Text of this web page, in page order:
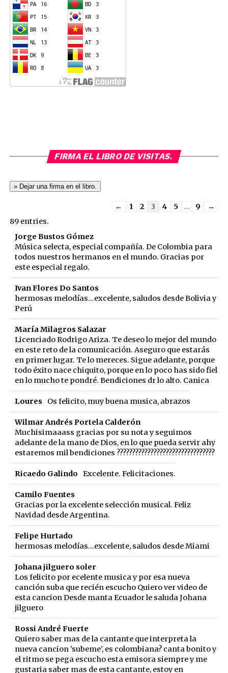
FIRMA EL LIBRO DE VISITAS.
Guestbook
← 1 2 3 4 5 ... 9
→
89 entries.
Jorge Bustos Gómez
Música selecta, especial compañía. De Colombia para
todos nuestros hermanos en el mundo. Gracias por
este especial regalo.
Ivan Flores Do Santos
hermosas melodías...excelente, saludos desde Bolivia y
Perú
María Milagros Salazar
Licenciado Rodrigo Ariza. Te deseo lo mejor del mundo
en este reto de la comunicación. Aseguro que estarás
en primer lugar. Te lo mereces. Sigue adelante, porque
todo éxito nace chiquito, porque en lo poco has sido fiel
en lo mucho te pondré. Bendiciones dr lo alto. Canica
Loures Os felicito, muy buena musica, abrazos
Wilmar Andrés Portela Calderón
Muchisimaaass gracias por su nota y seguimos
adelante de la mano de Dios, en lo que pueda servir ahy
estaremos mil bendiciones ????????????????????????????????️
Ricaedo Galindo Excelente. Felicitaciones.
Camilo Fuentes
Gracias por la excelente selección musical. Feliz
Navidad desde Argentina.
Felipe Hurtado
hermosas melodías...excelente, saludos desde Miami
Johana jilguero soler
Los felicito por ecelente musica y por esa nueva
canción suba que recién escucho Quiero ver video de
esta cancion Desde manta Ecuador le saluda Johana
jilguero
Rossi André Fuerte
Quiero saber mas de la cantante que interpreta la
nueva cancion 'subeme', es colombiana? canta bonito y
el ritmo se pega escucho esta emisora siempre y me
gustaria saber mas de esta cantante, estoy en